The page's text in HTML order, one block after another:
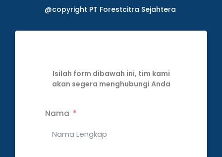
@copyright PT Forestcitra Sejahtera
Isilah form dibawah ini, tim kami
akan segera menghubungi Anda
Nama